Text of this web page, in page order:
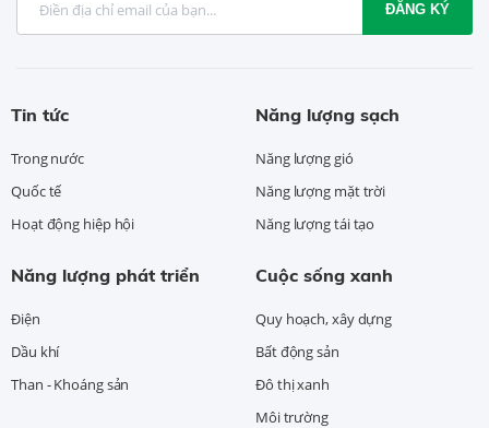
ĐĂNG KÝ
Tin tức
Trong nước
Quốc tế
Hoạt động hiệp hội
Năng lượng sạch
Năng lượng gió
Năng lượng mặt trời
Năng lượng tái tạo
Năng lượng phát triển
Điện
Dầu khí
Than - Khoáng sản
Cuộc sống xanh
Quy hoạch, xây dựng
Bất động sản
Đô thị xanh
Môi trường